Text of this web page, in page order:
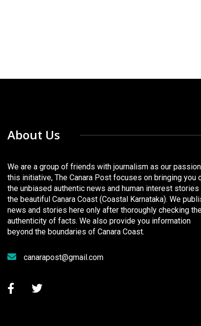
About Us
We are a group of friends with journalism as our
this initiative, The Canara Post focuses on bringing you
the unbiased authentic news and human interest
the beautiful Canara Coast (Coastal Karnataka). We
news and stories here only after thoroughly checking
authenticity of facts. We also provide you information
beyond the boundaries of Canara Coast.
canarapost@gmail.com